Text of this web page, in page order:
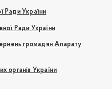
Ради України
Ради України
громадян Апарату
органів України